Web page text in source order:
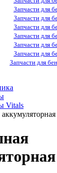
Запчасти для
Запчасти для
Запчасти для
Запчасти для
Запчасти для
Запчасти для
Запчасти для
Vitals